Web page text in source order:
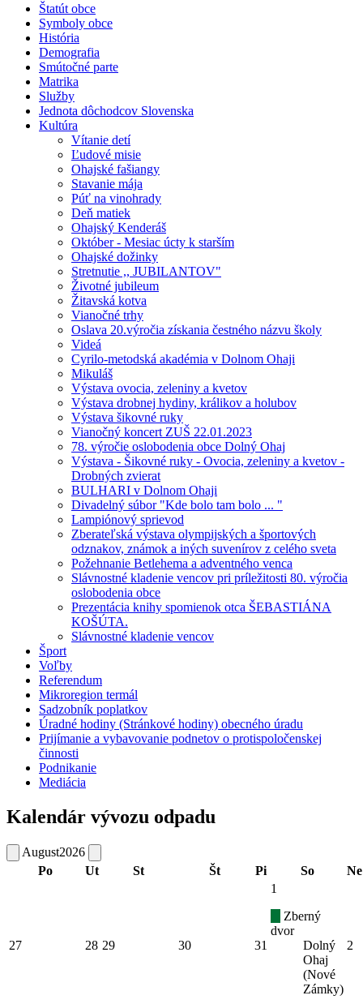
Štatút obce
Symboly obce
História
Demografia
Smútočné parte
Matrika
Služby
Jednota dôchodcov Slovenska
Kultúra
Vítanie detí
Ľudové misie
Ohajské fašiangy
Stavanie mája
Púť na vinohrady
Deň matiek
Ohajský Kenderáš
Október - Mesiac úcty k starším
Ohajské dožinky
Stretnutie ,, JUBILANTOV"
Životné jubileum
Žitavská kotva
Vianočné trhy
Oslava 20.výročia získania čestného názvu školy
Videá
Cyrilo-metodská akadémia v Dolnom Ohaji
Mikuláš
Výstava ovocia, zeleniny a kvetov
Výstava drobnej hydiny, králikov a holubov
Výstava šikovné ruky
Vianočný koncert ZUŠ 22.01.2023
78. výročie oslobodenia obce Dolný Ohaj
Výstava - Šikovné ruky - Ovocia, zeleniny a kvetov -
Drobných zvierat
BULHARI v Dolnom Ohaji
Divadelný súbor "Kde bolo tam bolo ... "
Lampiónový sprievod
Zberateľská výstava olympijských a športových
odznakov, známok a iných suvenírov z celého sveta
Požehnanie Betlehema a adventného venca
Slávnostné kladenie vencov pri príležitosti 80. výročia
oslobodenia obce
Prezentácia knihy spomienok otca ŠEBASTIÁNA
KOŠÚTA.
Slávnostné kladenie vencov
Šport
Voľby
Referendum
Mikroregion termál
Sadzobník poplatkov
Úradné hodiny (Stránkové hodiny) obecného úradu
Prijímanie a vybavovanie podnetov o protispoločenskej
činnosti
Podnikanie
Mediácia
Kalendár vývozu odpadu
August2026
Po
Ut St Št Pi So Ne
27 28 29 30 31
1
Zberný
dvor
Dolný
Ohaj
(Nové
Zámky)
2